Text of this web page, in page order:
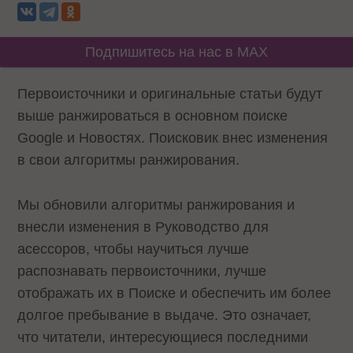
Подпишитесь на нас в MAX
Первоисточники и оригинальные статьи будут
выше ранжироваться в основном поиске
Google и Новостях. Поисковик внес изменения
в свои алгоритмы ранжирования.
Мы обновили алгоритмы ранжирования и
внесли изменения в Руководство для
асессоров, чтобы научиться лучше
распознавать первоисточники, лучше
отображать их в Поиске и обеспечить им более
долгое пребывание в выдаче. Это означает,
что читатели, интересующиеся последними